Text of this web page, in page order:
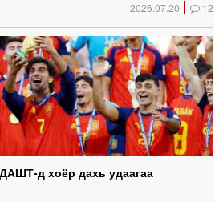
2026.07.20 12
д хоёр дахь удаагаа